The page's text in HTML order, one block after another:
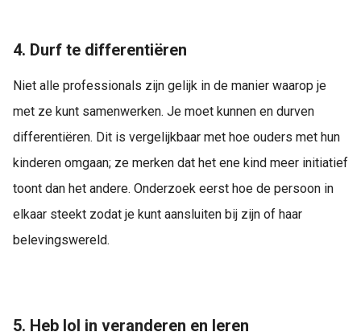
4. Durf te differentiëren
Niet alle professionals zijn gelijk in de manier waarop je
met ze kunt samenwerken. Je moet kunnen en durven
differentiëren. Dit is vergelijkbaar met hoe ouders met hun
kinderen omgaan; ze merken dat het ene kind meer initiatief
toont dan het andere. Onderzoek eerst hoe de persoon in
elkaar steekt zodat je kunt aansluiten bij zijn of haar
belevingswereld.
5. Heb lol in veranderen en leren